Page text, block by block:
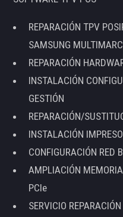
REPARACIÓN TPV
SAMSUNG
REPARACIÓN
INSTALACIÓN
GESTIÓN
REPARACIÓN/
INSTALACIÓN
CONFIGURACIÓN RED
AMPLIACIÓN
PCIe
SERVICIO